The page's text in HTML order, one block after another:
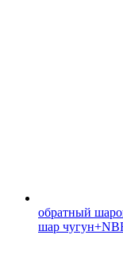
обратный
шар